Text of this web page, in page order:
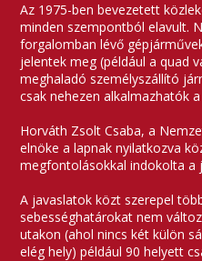
Az 1975-ben bevezetett
minden szempontból elavult.
forgalomban lévő
jelentek meg (például a quad
meghaladó személyszállító
csak nehezen alkalmazhatók
Horváth Zsolt Csaba, a
elnöke a lapnak nyilatkozva
megfontolásokkal indokolta a
A javaslatok közt szerepel
sebességhatárokat nem
utakon (ahol nincs két külön
elég hely) például 90 helyett